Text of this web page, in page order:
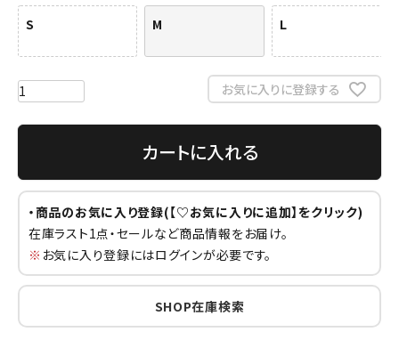
S M L
お気に入りに登録する
カートに入れる
・商品のお気に入り登録(【♡お気に入りに追加】をクリック)
在庫ラスト1点・セールなど商品情報をお届け。
※ お気に入り登録にはログインが必要です。
SHOP在庫検索